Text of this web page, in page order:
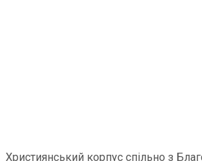
Християнський корпус спільно з